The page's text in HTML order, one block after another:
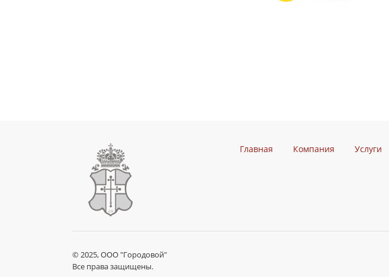
Главная Компания Услуги
© 2025, ООО "Городовой"
Все права защищены.